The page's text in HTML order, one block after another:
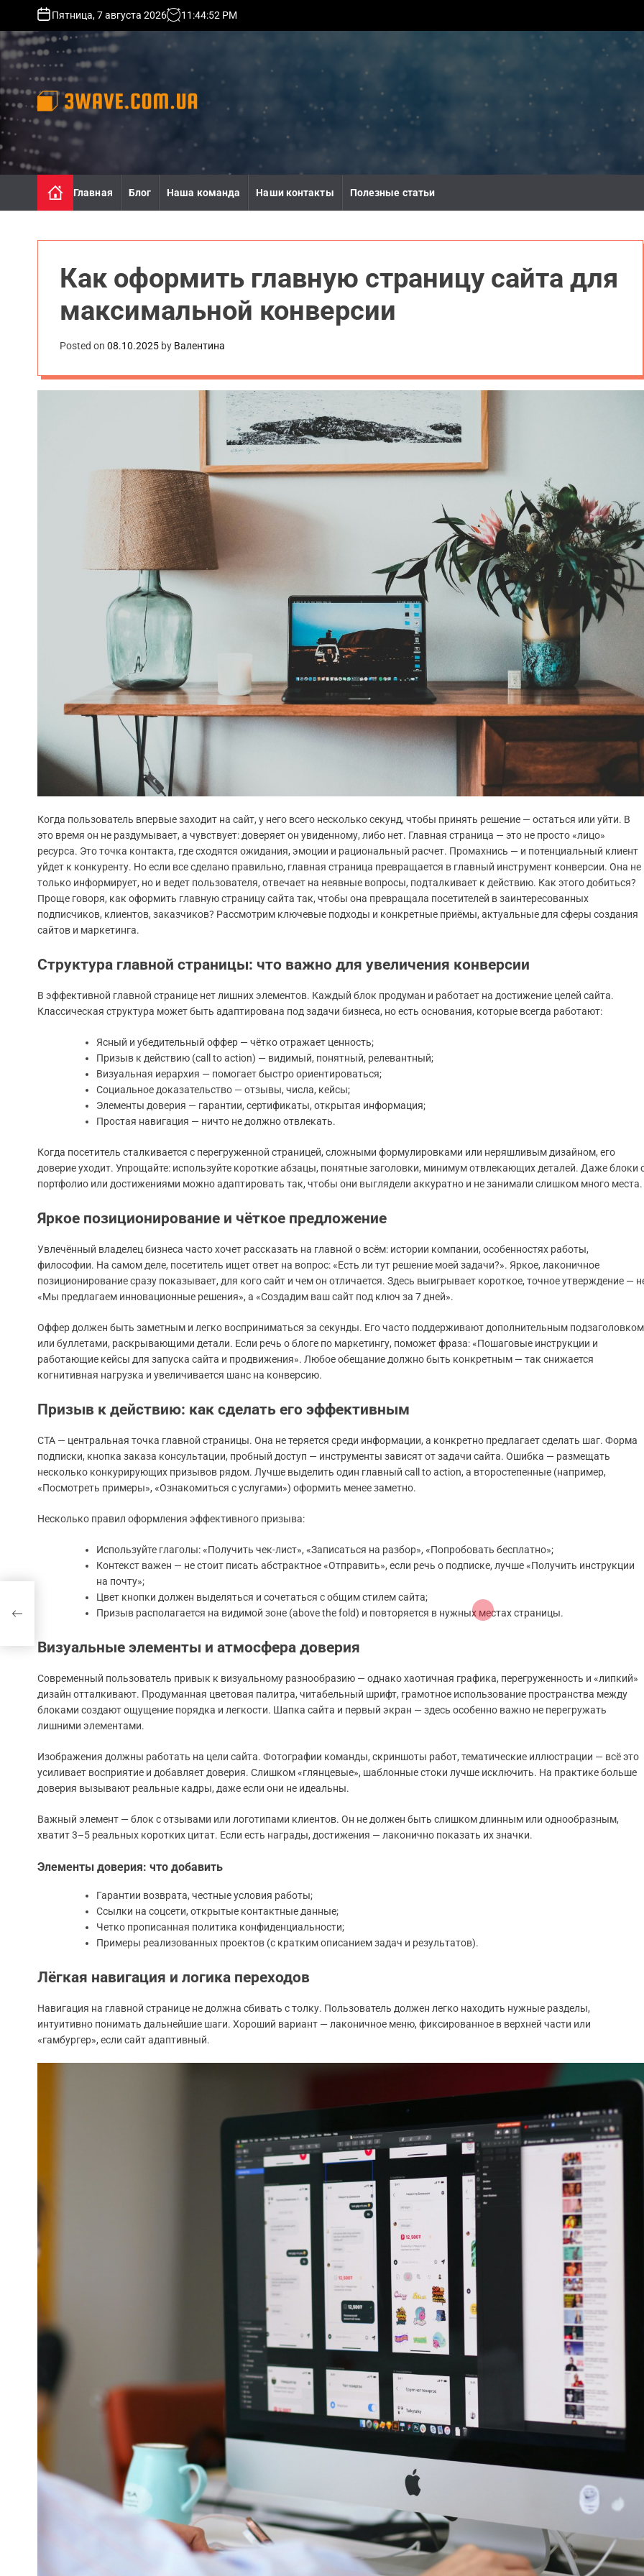
p
o
o
n
t
e
Пятница, 7 августа 2026 11 :44:54 PM
3
w
a
v
c
Главная Блог Наша команда Наши контакты Полезные статьи
Как оформить главную страницу сайта для
максимальной конверсии
Posted on 08.10.2025 by Валентина
Когда пользователь впервые заходит на сайт, у него всего несколько секунд, чтобы принять решение — остаться или уйти. В
это время он не раздумывает, а чувствует: доверяет он увиденному, либо нет. Главная страница — это не просто «лицо»
ресурса. Это точка контакта, где сходятся ожидания, эмоции и рациональный расчет. Промахнись — и потенциальный клиент
уйдет к конкуренту. Но если все сделано правильно, главная страница превращается в главный инструмент конверсии. Она не
только информирует, но и ведет пользователя, отвечает на неявные вопросы, подталкивает к действию. Как этого добиться?
Проще говоря, как оформить главную страницу сайта так, чтобы она превращала посетителей в заинтересованных
подписчиков, клиентов, заказчиков? Рассмотрим ключевые подходы и конкретные приёмы, актуальные для сферы создания
сайтов и маркетинга.
Структура главной страницы: что важно для увеличения конверсии
В эффективной главной странице нет лишних элементов. Каждый блок продуман и работает на достижение целей сайта.
Классическая структура может быть адаптирована под задачи бизнеса, но есть основания, которые всегда работают:
Ясный и убедительный оффер — чётко отражает ценность;
Призыв к действию (call to action) — видимый, понятный, релевантный;
Визуальная иерархия — помогает быстро ориентироваться;
Социальное доказательство — отзывы, числа, кейсы;
Элементы доверия — гарантии, сертификаты, открытая информация;
Простая навигация — ничто не должно отвлекать.
Когда посетитель сталкивается с перегруженной страницей, сложными формулировками или неряшливым дизайном, его
доверие уходит. Упрощайте: используйте короткие абзацы, понятные заголовки, минимум отвлекающих деталей. Даже блоки
портфолио или достижениями можно адаптировать так, чтобы они выглядели аккуратно и не занимали слишком много места.
Яркое позиционирование и чёткое предложение
Увлечённый владелец бизнеса часто хочет рассказать на главной о всём: истории компании, особенностях работы,
философии. На самом деле, посетитель ищет ответ на вопрос: «Есть ли тут решение моей задачи?». Яркое, лаконичное
позиционирование сразу показывает, для кого сайт и чем он отличается. Здесь выигрывает короткое, точное утверждение —
«Мы предлагаем инновационные решения», а «Создадим ваш сайт под ключ за 7 дней».
Оффер должен быть заметным и легко восприниматься за секунды. Его часто поддерживают дополнительным подзаголовком
или буллетами, раскрывающими детали. Если речь о блоге по маркетингу, поможет фраза: «Пошаговые инструкции и
работающие кейсы для запуска сайта и продвижения». Любое обещание должно быть конкретным — так снижается
когнитивная нагрузка и увеличивается шанс на конверсию.
Призыв к действию: как сделать его эффективным
CTA — центральная точка главной страницы. Она не теряется среди информации, а конкретно предлагает сделать шаг. Форма
подписки, кнопка заказа консультации, пробный доступ — инструменты зависят от задачи сайта. Ошибка — размещать
несколько конкурирующих призывов рядом. Лучше выделить один главный call to action, а второстепенные (например,
«Посмотреть примеры», «Ознакомиться с услугами») оформить менее заметно.
Несколько правил оформления эффективного призыва:
Используйте глаголы: «Получить чек-лист», «Записаться на разбор», «Попробовать бесплатно»;
Контекст важен — не стоит писать абстрактное «Отправить», если речь о подписке, лучше «Получить инструкции
на почту»;
Цвет кнопки должен выделяться и сочетаться с общим стилем сайта;
Призыв располагается на видимой зоне (above the fold) и повторяется в нужных местах страницы.
Визуальные элементы и атмосфера доверия
Современный пользователь привык к визуальному разнообразию — однако хаотичная графика, перегруженность и «липкий»
дизайн отталкивают. Продуманная цветовая палитра, читабельный шрифт, грамотное использование пространства между
блоками создают ощущение порядка и легкости. Шапка сайта и первый экран — здесь особенно важно не перегружать
лишними элементами.
Изображения должны работать на цели сайта. Фотографии команды, скриншоты работ, тематические иллюстрации — всё это
усиливает восприятие и добавляет доверия. Слишком «глянцевые», шаблонные стоки лучше исключить. На практике больше
доверия вызывают реальные кадры, даже если они не идеальны.
Важный элемент — блок с отзывами или логотипами клиентов. Он не должен быть слишком длинным или однообразным,
хватит 3–5 реальных коротких цитат. Если есть награды, достижения — лаконично показать их значки.
Элементы доверия: что добавить
Гарантии возврата, честные условия работы;
Ссылки на соцсети, открытые контактные данные;
Четко прописанная политика конфиденциальности;
Примеры реализованных проектов (с кратким описанием задач и результатов).
Лёгкая навигация и логика переходов
Навигация на главной странице не должна сбивать с толку. Пользователь должен легко находить нужные разделы,
интуитивно понимать дальнейшие шаги. Хороший вариант — лаконичное меню, фиксированное в верхней части или
«гамбургер», если сайт адаптивный.